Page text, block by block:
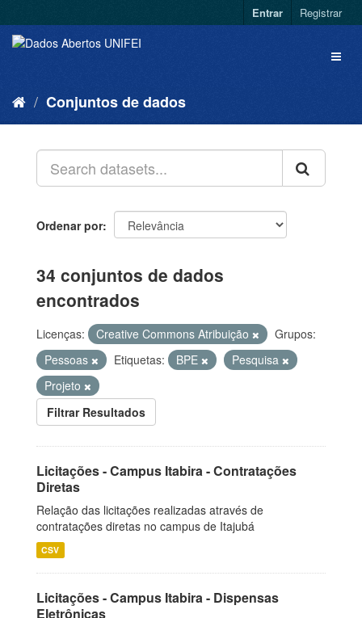
Entrar Registrar
Conjuntos de dados
Ordenar por
34 conjuntos de dados
encontrados
Licenças: Creative Commons Atribuição
Grupos:
Pessoas
Etiquetas: BPE
Pesquisa
Projeto
Filtrar Resultados
Licitações - Campus Itabira - Contratações
Diretas
Relação das licitações realizadas através de
contratações diretas no campus de Itajubá
CSV
Licitações - Campus Itabira - Dispensas
Eletrônicas